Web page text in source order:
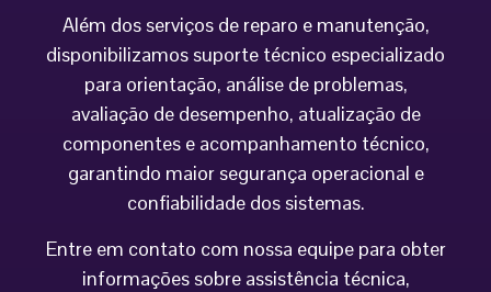
Além dos serviços de reparo e manutenção,
disponibilizamos suporte técnico especializado
para orientação, análise de problemas,
avaliação de desempenho, atualização de
componentes e acompanhamento técnico,
garantindo maior segurança operacional e
confiabilidade dos sistemas.
Entre em contato com nossa equipe para obter
informações sobre assistência técnica,